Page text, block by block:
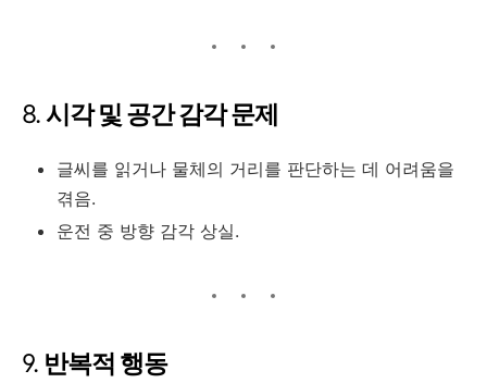
8.시각 및 공간 감각 문제
글씨를 읽거나 물체의 거리를 판단하는 데 어려움을
겪음.
운전 중 방향 감각 상실.
9. 반복적 행동